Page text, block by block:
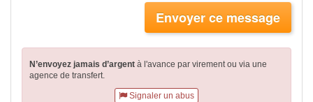
Envoyer ce message
N’envoyez jamais d’argent à l'avance par virementou via une
agence de transfert.
Signaler un abus